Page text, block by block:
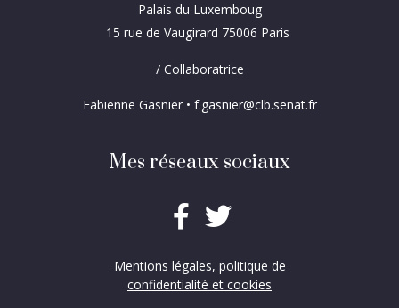
Palais du Luxemboug
15 rue de Vaugirard 75006 Paris
/ Collaboratrice
Fabienne Gasnier • f.gasnier@clb.senat.fr
Mes réseaux sociaux
Mentions légales, politique de
confidentialité et cookies